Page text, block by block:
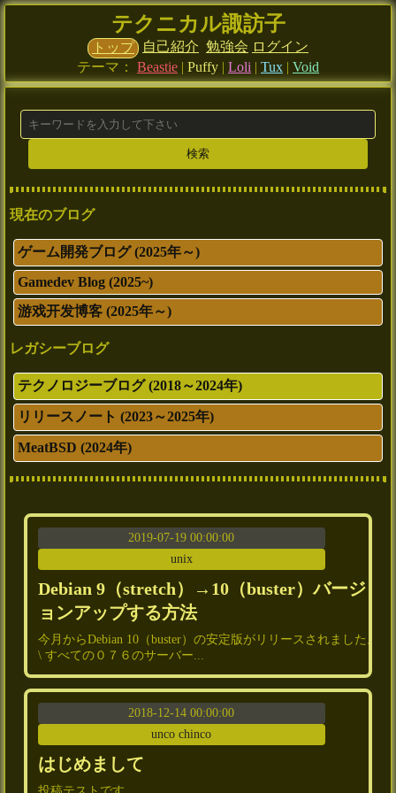
テクニカル諏訪子
トップ 自己紹介 勉強会 ログイン
テーマ： Beastie | Puffy | Loli | Tux | Void
現在のブログ
ゲーム開発ブログ (2025年～)
Gamedev Blog (2025~)
游戏开发博客 (2025年～)
レガシーブログ
テクノロジーブログ (2018～2024年)
リリースノート (2023～2025年)
MeatBSD (2024年)
2019-07-19 00:00:00
unix
Debian 9（stretch）→10（buster）バージ
ョンアップする方法
今月からDebian 10（buster）の安定版がリリースされました。
\ すべての０７６のサーバー...
2018-12-14 00:00:00
unco chinco
はじめまして